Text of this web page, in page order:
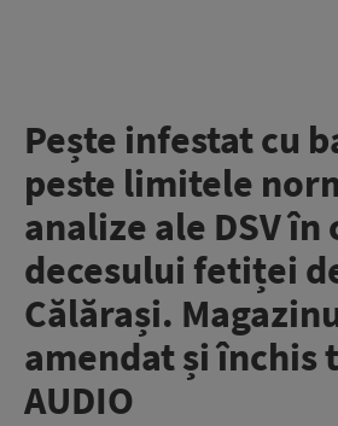
Pește infestat cu
peste limitele
analize ale DSV în
decesului fetiței
Călărași.
amendat și închis
AUDIO